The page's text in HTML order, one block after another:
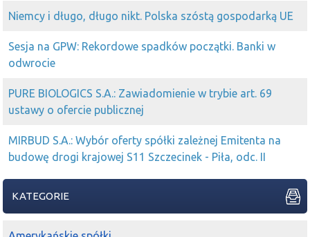
Niemcy i długo, długo nikt. Polska szóstą gospodarką UE
Sesja na GPW: Rekordowe spadków początki. Banki w
odwrocie
PURE BIOLOGICS S.A.: Zawiadomienie w trybie art. 69
ustawy o ofercie publicznej
MIRBUD S.A.: Wybór oferty spółki zależnej Emitenta na
budowę drogi krajowej S11 Szczecinek - Piła, odc. II
KATEGORIE